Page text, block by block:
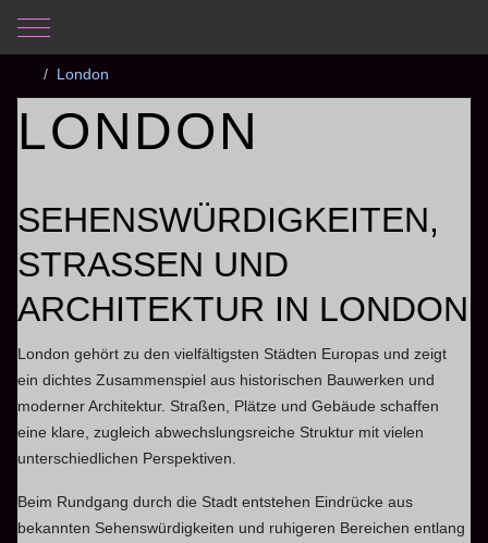
Mobile Menu Toggle
Aktuelle Seite:
London
LONDON
SEHENSWÜRDIGKEITEN,
STRASSEN UND A
RCHITEKTUR IN LONDON
London gehört zu den vielfältigsten Städten Europas und zeigt
ein dichtes Zusammenspiel aus historischen Bauwerken und
moderner Architektur. Straßen, Plätze und Gebäude schaffen
eine klare, zugleich abwechslungsreiche Struktur mit vielen
unterschiedlichen Perspektiven.
Beim Rundgang durch die Stadt entstehen Eindrücke aus
bekannten Sehenswürdigkeiten und ruhigeren Bereichen entlang